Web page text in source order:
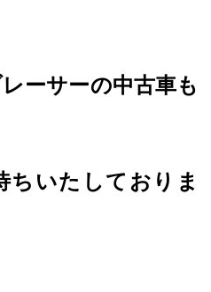
ーサーの中古車も
ちいたしておりま